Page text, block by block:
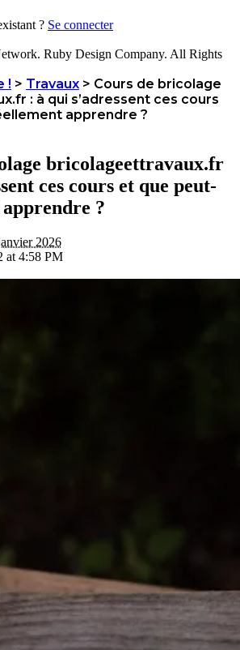
? Se connecter
Ruby Design Company. All Rights
! > Travaux > Cours de bricolage
: à qui s’adressent ces cours
apprendre ?
bricolageettravaux.fr
ces cours et que peut-
?
2026
at 4:58 PM